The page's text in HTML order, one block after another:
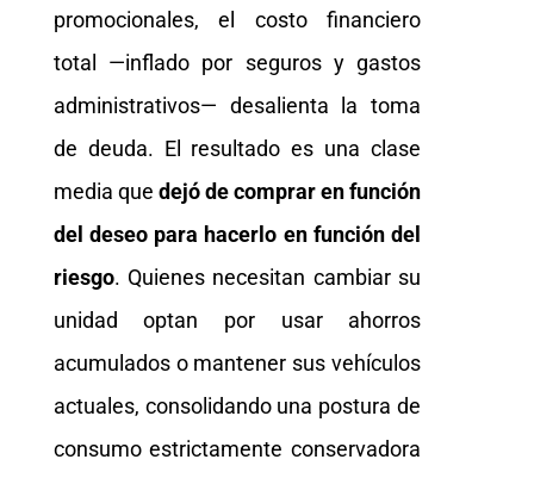
promocionales, el costo financiero
total —inflado por seguros y gastos
administrativos— desalienta la toma
de deuda. El resultado es una clase
media que dejó de comprar en función
del deseo para hacerlo en función del
riesgo. Quienes necesitan cambiar su
unidad optan por usar ahorros
acumulados o mantener sus vehículos
actuales, consolidando una postura de
consumo estrictamente conservadora